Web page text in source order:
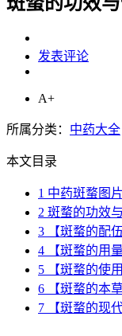
发表评论
A+
所属分类： 中药大全
本文目录
1 中药斑蝥图片
2 斑蝥的功效
3 【斑蝥的配
4 【斑蝥的用
5 【斑蝥的使
6 【斑蝥的本
7 【斑蝥的现